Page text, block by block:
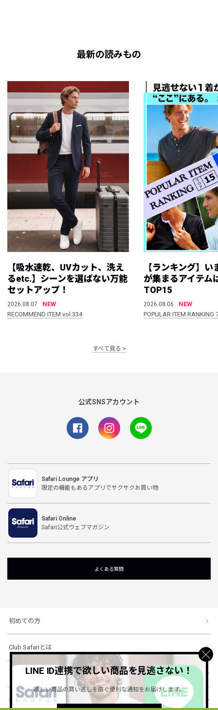
最新の読みもの
【吸水速乾、UVカット、洗え
るetc.】シーンを選ばない万能
セットアップ！
2026.08.07
NEW
RECOMMEND ITEM vol.334
【ランキング】
が集まるアイテム
TOP15
2026.08.06
NEW
POPULAR ITEM
すべて見る
公式SNSアカウント
Safari Lounge アプリ
限定の機能もあるアプリでサクサクお買い物
Safari Online
Safari公式ウェブマガジン
よくある質問
初めての方
Club Safariとは
ショッピングガイド
会社概要・規約
LINE ID連携で欲しい商品を見逃さない！
欲しい商品の買い逃しを防ぐ便利な通知をお届けします。